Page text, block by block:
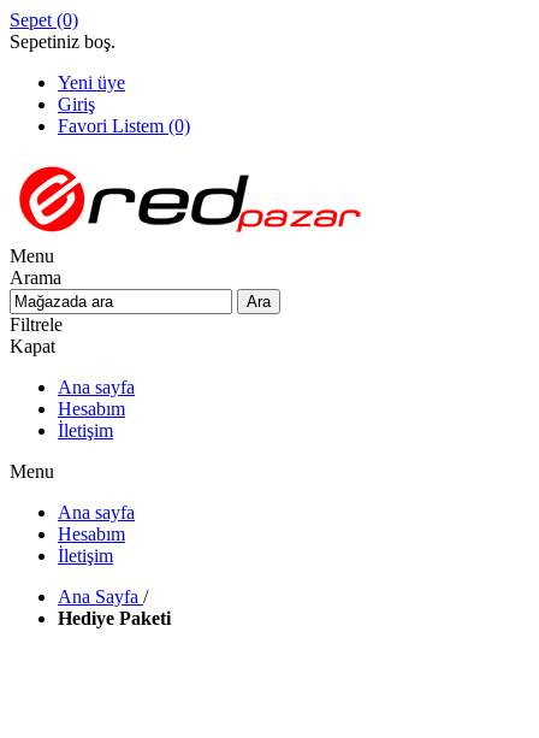
Sepet (0)
Sepetiniz boş.
Yeni üye
Giriş
Favori Listem (0)
Menu
Arama
Filtrele
Kapat
Ana sayfa
Hesabım
İletişim
Menu
Ana sayfa
Hesabım
İletişim
Ana Sayfa /
Hediye Paketi